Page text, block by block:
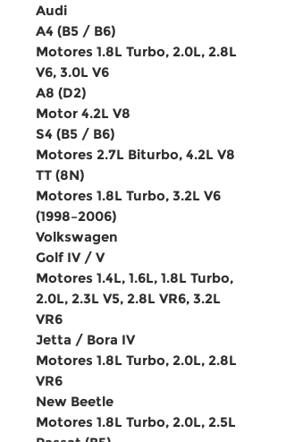
Audi
A4 (B5 / B6)
Motores 1.8L Turbo, 2.0L, 2.8L
V6, 3.0L V6
A8 (D2)
Motor 4.2L V8
S4 (B5 / B6)
Motores 2.7L Biturbo, 4.2L V8
TT (8N)
Motores 1.8L Turbo, 3.2L V6
(1998–2006)
Volkswagen
Golf IV / V
Motores 1.4L, 1.6L, 1.8L Turbo,
2.0L, 2.3L V5, 2.8L VR6, 3.2L
VR6
Jetta / Bora IV
Motores 1.8L Turbo, 2.0L, 2.8L
VR6
New Beetle
Motores 1.8L Turbo, 2.0L, 2.5L